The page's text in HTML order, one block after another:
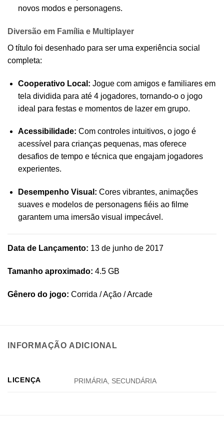
novos modos e personagens.
Diversão em Família e Multiplayer
O título foi desenhado para ser uma experiência social
completa:
Cooperativo Local: Jogue com amigos e familiares em
tela dividida para até 4 jogadores, tornando-o o jogo
ideal para festas e momentos de lazer em grupo.
Acessibilidade: Com controles intuitivos, o jogo é
acessível para crianças pequenas, mas oferece
desafios de tempo e técnica que engajam jogadores
experientes.
Desempenho Visual: Cores vibrantes, animações
suaves e modelos de personagens fiéis ao filme
garantem uma imersão visual impecável.
Data de Lançamento: 13 de junho de 2017
Tamanho aproximado: 4.5 GB
Gênero do jogo: Corrida / Ação / Arcade
INFORMAÇÃO ADICIONAL
LICENÇA PRIMÁRIA, SECUNDÁRIA